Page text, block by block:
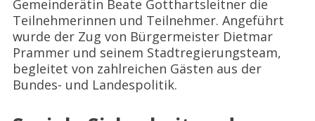
Gemeinderätin Beate Gotthartsleitner die
Teilnehmerinnen und Teilnehmer. Angeführt
wurde der Zug von Bürgermeister Dietmar
Prammer und seinem Stadtregierungsteam,
begleitet von zahlreichen Gästen aus der
Bundes- und Landespolitik.